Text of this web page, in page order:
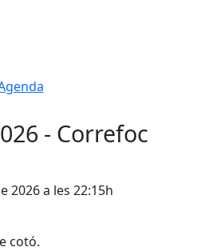
- Correfoc
2026 a les 22:15h
cotó.